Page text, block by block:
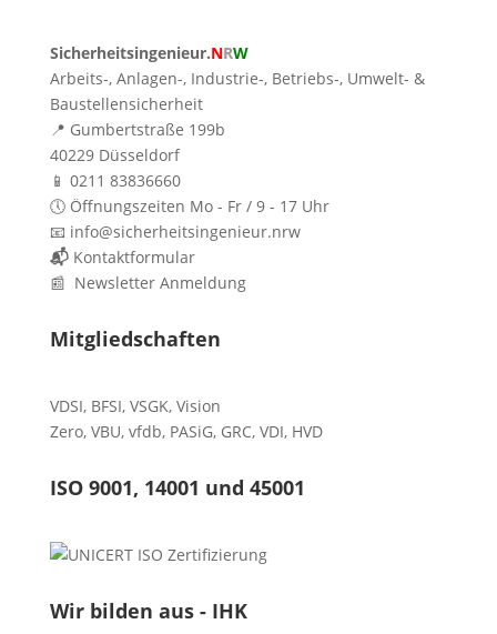
Sicherheitsingenieur.NRW
Arbeits-, Anlagen-, Industrie-, Betriebs-, Umwelt- &
Baustellensicherheit
📍 Gumbertstraße 199b
40229 Düsseldorf
📱 0211 83836660
🕔 Öffnungszeiten Mo - Fr / 9 - 17 Uhr
📧 info@sicherheitsingenieur.nrw
📬 Kontaktformular
📰 Newsletter Anmeldung
Mitgliedschaften
VDSI, BFSI, VSGK, Vision
Zero, VBU, vfdb, PASiG, GRC, VDI, HVD
ISO 9001, 14001 und 45001
Wir bilden aus - IHK